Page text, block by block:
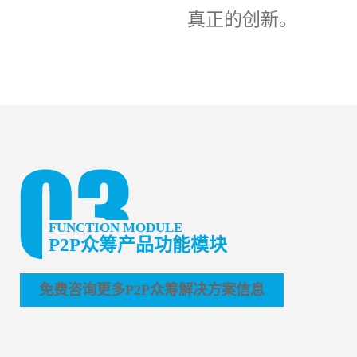
真正的创新。
FUNCTION MODULE
P2P众筹产品功能模块
免费咨询更多P2P众筹解决方案信息